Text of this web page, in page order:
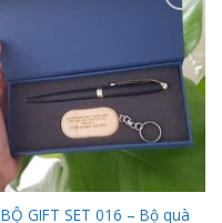
Add to
Wishlist
BỘ GIFT SET 016 – Bộ quà